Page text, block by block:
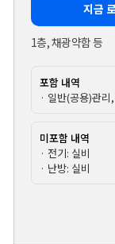
지금
1층, 채광약함 등
포함 내역
· 일반(공용)관
미포함 내역
· 전기: 실비
· 난방: 실비